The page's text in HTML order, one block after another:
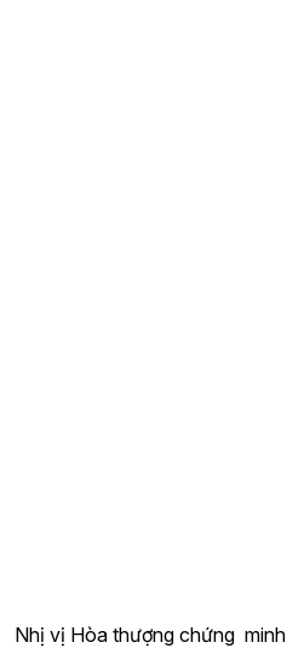
Nhị vị Hòa thượng chứng minh